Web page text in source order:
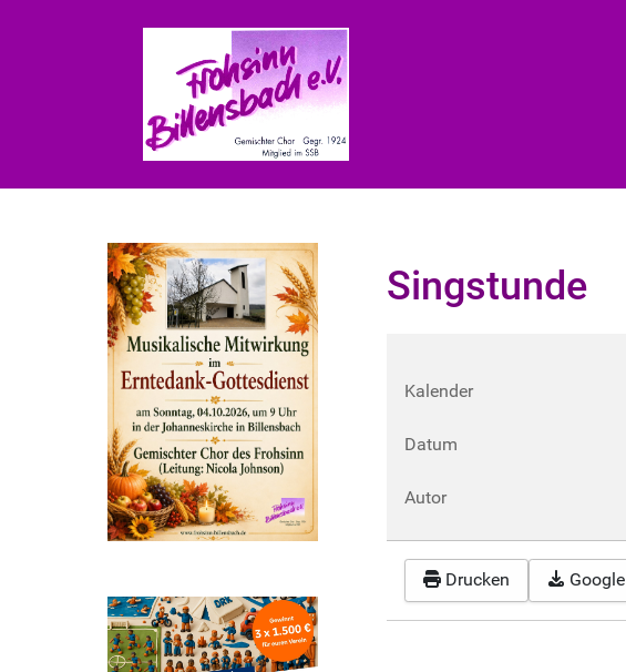
Singstunde
Kalender
Datum
Autor
Drucken Google